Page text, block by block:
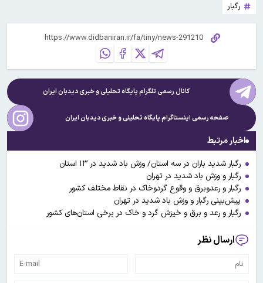
رگبار
کانال رسمی تلگرام پایگاه تحلیلی و خبریدیدبان ایران
صفحه رسمی اینستاگرام پایگاه تحلیلی و خبریدیدبان ایران
اخبار مرتبط
رگبار شدید باران در سه استان/ وزش باد شدید در ۱۳ استان
رگبار و وزش باد شدید در تهران
رگبار و رعدوبرق و وقوع گردوخاک در نقاط مختلف کشور
پیش‌بینی رگبار و وزش باد شدید در تهران
رگبار و رعد و برق و خیزش گرد و خاک در برخی استان‌های کشور
ارسال نظر